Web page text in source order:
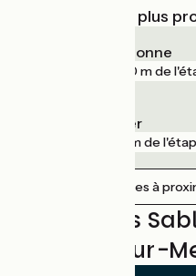
Gares SNCF les plus
Les Sables-d'Olonne
980 m de
Olonne-sur-Mer
4 km de
Afficher les gares à
Avis sur Les
Tranche-sur-